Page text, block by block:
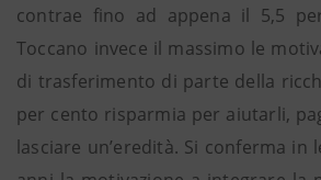
contrae fino ad appena il 5,5
Toccano invece il massimo le
di trasferimento di parte della
per cento risparmia per aiutarli,
lasciare un’eredità. Si conferma in